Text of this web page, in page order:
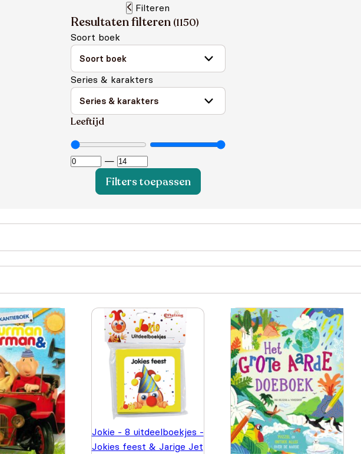
Filteren
Resultaten filteren (1150)
Soort boek
Series & karakters
Leeftijd
—
Filters toepassen
Jokie - 8 uitdeelboekjes -
Jokies feest & Jarige Jet